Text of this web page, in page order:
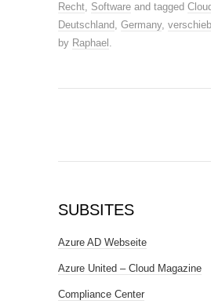
Recht, Software and tagged
Deutschland, Germany,
by Raphael .
SUBSITES
Azure AD Webseite
Azure United – Cloud Magazine
Compliance Center